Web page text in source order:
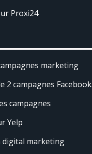
Proxi24
marketing
2 campagnes
campagnes
Yelp
digital marketing